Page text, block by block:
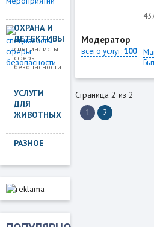
ОХРАНА И
ДЕТЕКТИВЫ
специалисты
сферы
безопасности
УСЛУГИ
ДЛЯ
ЖИВОТНЫХ
РАЗНОЕ
Модератор
всего услуг:100
Страница 2 из 2
1
2